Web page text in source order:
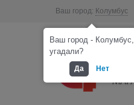
Ваш город: Колумбус
Ваш город - Колумбус,
угадали?
Да Нет